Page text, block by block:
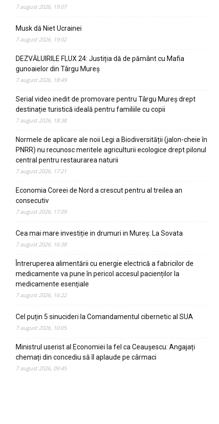
7 august 2026, 19:07
Musk dă Niet Ucrainei
7 august 2026, 19:02
DEZVĂLUIRILE FLUX 24: Justiția dă de pământ cu Mafia
gunoaielor din Târgu Mureș
7 august 2026, 18:49
Serial video inedit de promovare pentru Târgu Mureș drept
destinație turistică ideală pentru familiile cu copii
7 august 2026, 18:38
Normele de aplicare ale noii Legi a Biodiversității (jalon-cheie în
PNRR) nu recunosc meritele agriculturii ecologice drept pilonul
central pentru restaurarea naturii
7 august 2026, 17:21
Economia Coreei de Nord a crescut pentru al treilea an
consecutiv
7 august 2026, 17:09
Cea mai mare investiție in drumuri in Mureș: La Sovata
7 august 2026, 16:38
Întreruperea alimentării cu energie electrică a fabricilor de
medicamente va pune în pericol accesul pacienților la
medicamente esențiale
7 august 2026, 16:22
Cel puțin 5 sinucideri la Comandamentul cibernetic al SUA
7 august 2026, 10:05
Ministrul userist al Economiei la fel ca Ceaușescu: Angajați
chemați din concediu să îl aplaude pe cârmaci
7 august 2026, 09:45